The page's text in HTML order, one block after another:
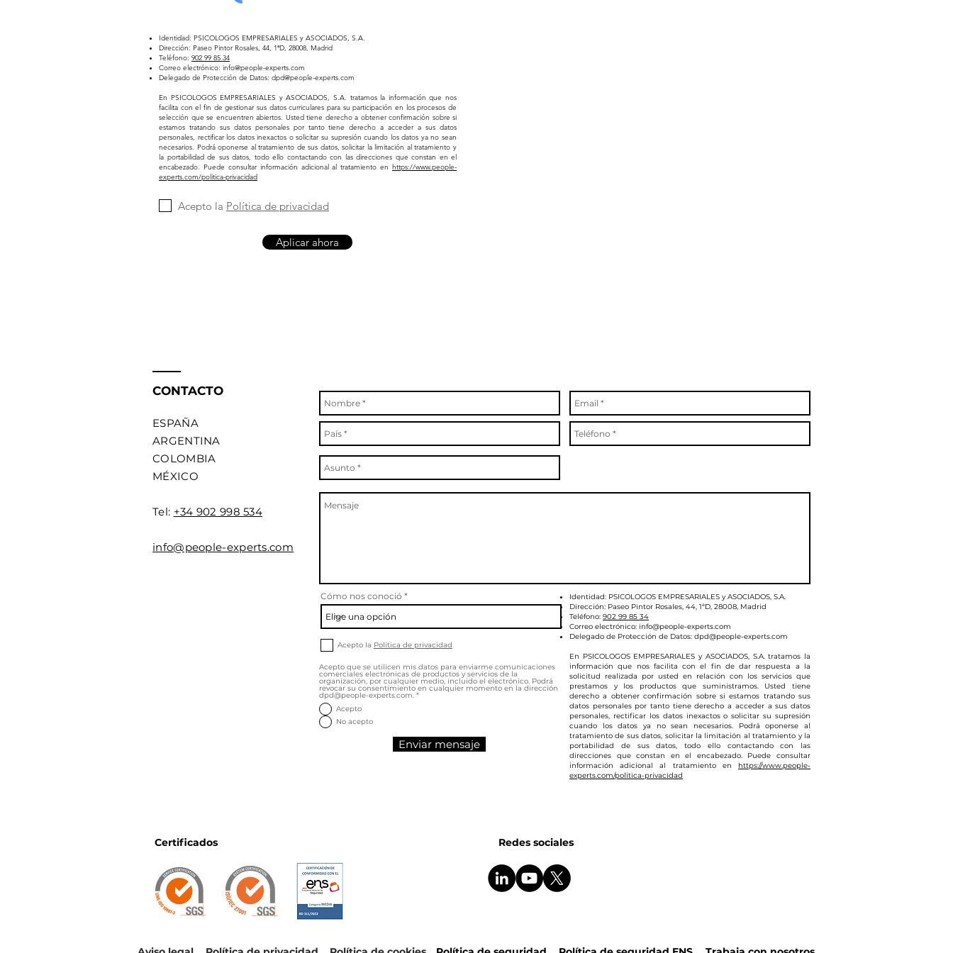
Identidad: PSICOLOGOS EMPRESARIALES y ASOCIADOS, S.A.
Dirección: Paseo Pintor Rosales, 44, 1ªD, 28008, Madrid
Teléfono: 902 99 85 34
Correo electrónico: info@people-experts.com
Delegado de Protección de Datos: dpd@people-experts.com
En PSICOLOGOS EMPRESARIALES y ASOCIADOS, S.A. tratamos la información que nos
facilita con el fin de gestionar sus datos curriculares para su participación en los procesos de
selección que se encuentren abiertos. Usted tiene derecho a obtener confirmación sobre si
estamos tratando sus datos personales por tanto tiene derecho a acceder a sus datos
personales, rectificar los datos inexactos o solicitar su supresión cuando los datos ya no sean
necesarios. Podrá oponerse al tratamiento de sus datos, solicitar la limitación al tratamiento y
la portabilidad de sus datos, todo ello contactando con las direcciones que constan en el
encabezado. Puede consultar información adicional al tratamiento en https://www.people-
experts.com/politica-privacidad
Acepto la Política de privacidad
Aplicar ahora
CONTACTO
ESPAÑA
ARGENTINA
COLOMBIA
MÉXICO
Tel: +34 902 998 534
info@people-experts.com
Cómo nos conoció
Acepto la Política de privacidad
Acepto que se utilicen mis datos para enviarme comunicaciones
comerciales electrónicas de productos y servicios de la
organización, por cualquier medio, incluido el electrónico. Podrá
revocar su consentimiento en cualquier momento en la dirección
dpd@people-experts.com. *
Acepto
No acepto
Enviar mensaje
Identidad: PSICOLOGOS EMPRESARIALES y ASOCIADOS, S.A.
Dirección: Paseo Pintor Rosales, 44, 1ªD, 28008, Madrid
Teléfono: 902 99 85 34
Correo electrónico: info@people-experts.com
Delegado de Protección de Datos: dpd@people-experts.com
En PSICOLOGOS EMPRESARIALES y ASOCIADOS, S.A. tratamos la
información que nos facilita con el fin de dar respuesta a la
solicitud realizada por usted en relación con los servicios que
prestamos y los productos que suministramos. Usted tiene
derecho a obtener confirmación sobre si estamos tratando sus
datos personales por tanto tiene derecho a acceder a sus datos
personales, rectificar los datos inexactos o solicitar su supresión
cuando los datos ya no sean necesarios. Podrá oponerse al
tratamiento de sus datos, solicitar la limitación al tratamiento y la
portabilidad de sus datos, todo ello contactando con las
direcciones que constan en el encabezado. Puede consultar
información adicional al tratamiento en https://www.people-
experts.com/politica-privacidad
Certificados Redes sociales